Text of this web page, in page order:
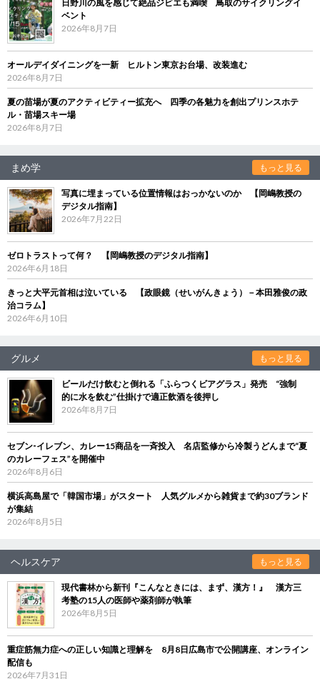
日野川の風を感じて絶品ジビエも満喫 鳥取のサイクリングイ
ベント
2026年8月7日
オールデイダイニングを一新 ヒルトン東京お台場、改装進む
2026年8月7日
夏の苗場が夏のアクティビティー拡充へ 四季の各魅力を創出プリンスホテ
ル・苗場スキー場
2026年8月7日
まめ学 もっと見る
写真に埋まっている位置情報はおっかないのか 【岡嶋教授の
デジタル指南】
2026年7月22日
ゼロトラストって何？ 【岡嶋教授のデジタル指南】
2026年6月18日
きっと大平元首相は泣いている 【政眼鏡（せいがんきょう）－本田雅俊の政
治コラム】
2026年6月10日
グルメ もっと見る
ビールだけ飲むと倒れる「ふらつくビアグラス」発売 “強制
的に水を飲む”仕掛けで適正飲酒を後押し
2026年8月7日
セブン‐イレブン、カレー15商品を一斉投入 名店監修から冷製うどんまで“夏
のカレーフェス”を開催中
2026年8月6日
横浜高島屋で「韓国市場」がスタート 人気グルメから雑貨まで約30ブランド
が集結
2026年8月5日
ヘルスケア もっと見る
現代書林から新刊『こんなときには、まず、漢方！』 漢方三
考塾の15人の医師や薬剤師が執筆
2026年8月5日
重症筋無力症への正しい知識と理解を 8月8日広島市で公開講座、オンライン
配信も
2026年7月31日